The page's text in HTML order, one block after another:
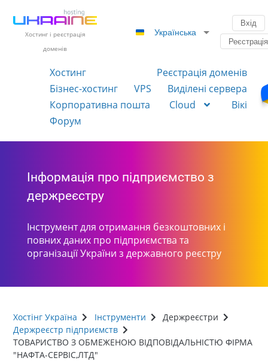
Хостинг і реєстрація
доменів
Українська
Вхід
Реєстрація
Хостинг
Реєстрація доменів
Бізнес-хостинг
VPS
Виділені сервера
Корпоративна пошта
Cloud
Вікі
Форум
Інформація про підприємство з
держреєстру
Інструмент для отримання безкоштовних і
повних даних про підприємства та
організації України з державного реєстру
Хостінг Україна Інструменти
Держреєстри
Держреєстр підприємств
ТОВАРИСТВО З ОБМЕЖЕНОЮ ВІДПОВІДАЛЬНІСТЮ ФІРМА
"НАФТА-СЕРВІС,ЛТД"